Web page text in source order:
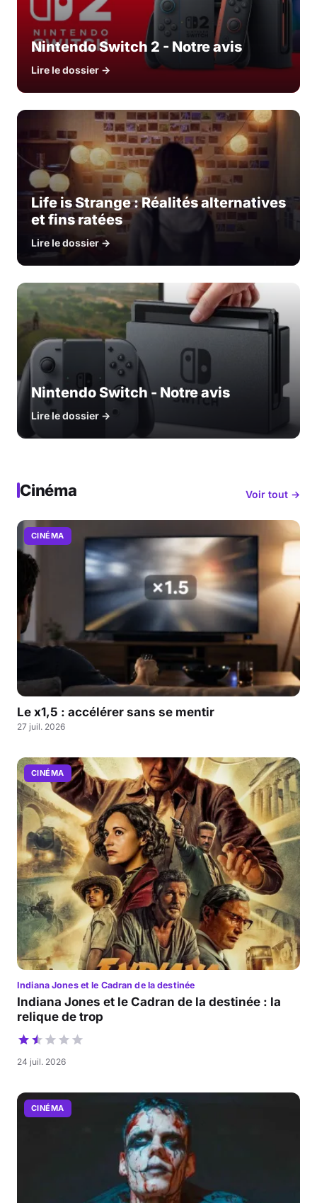
Nintendo Switch 2 - Notre avis
Lire le dossier →
Life is Strange : Réalités alternatives
et fins ratées
Lire le dossier →
Nintendo Switch - Notre avis
Lire le dossier →
Cinéma Voir tout →
CINÉMA
Le x1,5 : accélérer sans se mentir
27 juil. 2026
CINÉMA
Indiana Jones et le Cadran de la destinée
Indiana Jones et le Cadran de la destinée : la
relique de trop
24 juil. 2026
CINÉMA